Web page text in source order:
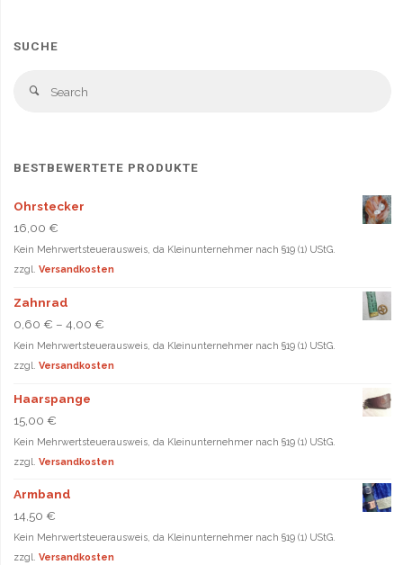
SUCHE
Search
BESTBEWERTETE PRODUKTE
Ohrstecker
16,00 €
Kein Mehrwertsteuerausweis, da Kleinunternehmer nach §19 (1) UStG.
zzgl. Versandkosten
Zahnrad
0,60 € – 4,00 €
Kein Mehrwertsteuerausweis, da Kleinunternehmer nach §19 (1) UStG.
zzgl. Versandkosten
Haarspange
15,00 €
Kein Mehrwertsteuerausweis, da Kleinunternehmer nach §19 (1) UStG.
zzgl. Versandkosten
Armband
14,50 €
Kein Mehrwertsteuerausweis, da Kleinunternehmer nach §19 (1) UStG.
zzgl. Versandkosten